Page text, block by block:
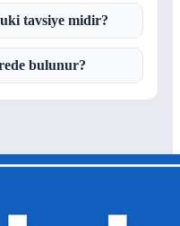
tavsiye midir?
bulunur?